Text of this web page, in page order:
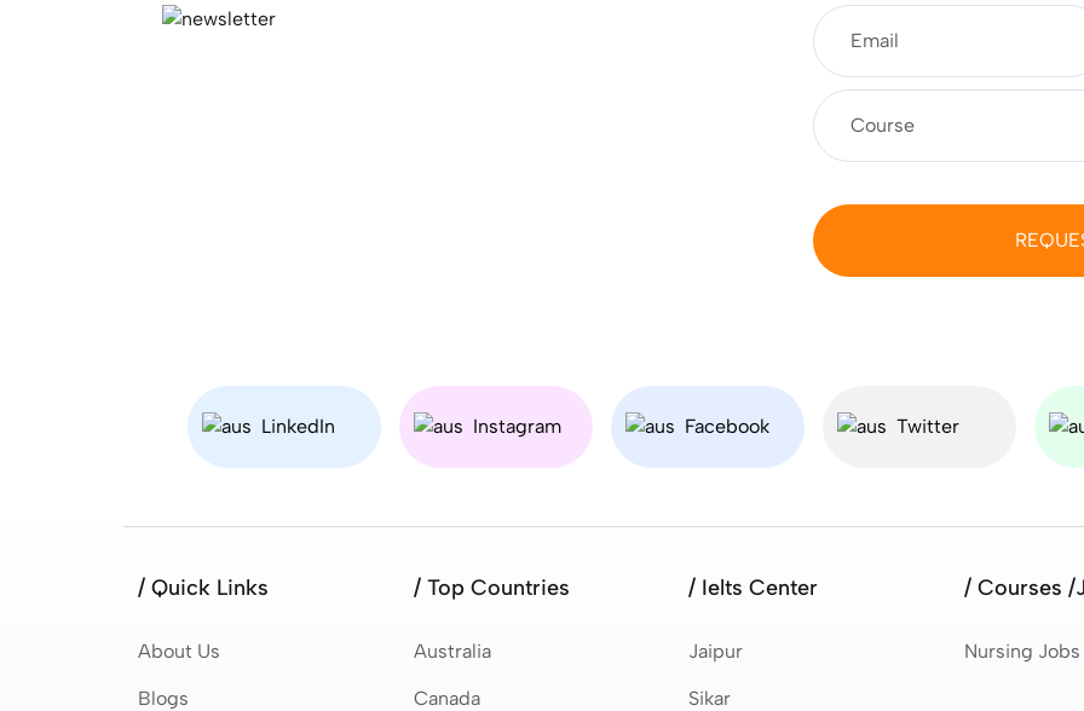
LinkedIn Instagram Facebook Twitter
/ Quick Links
About Us
Blogs
/ Top Countries
Australia
Canada
/ Ielts Center
Jaipur
Sikar
/ Courses /
Nursing